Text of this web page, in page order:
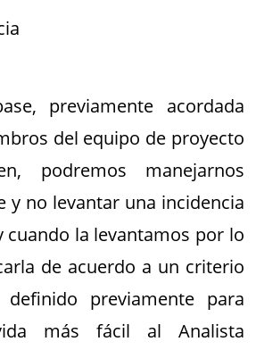
previamente acordada
del equipo de proyecto
podremos manejarnos
y no levantar una incidencia
cuando la levantamos por lo
de acuerdo a un criterio
previamente para
más fácil al Analista